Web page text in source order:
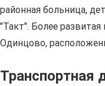
районная больница,
"Такт". Более
Одинцово,
Транспортная